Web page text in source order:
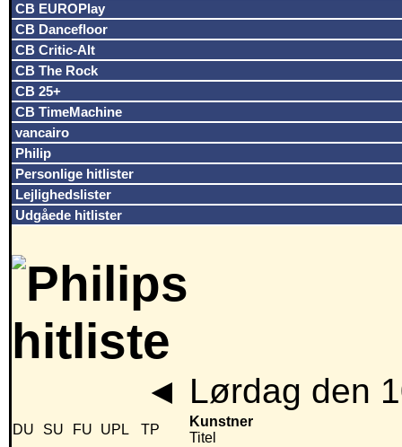
CB EUROPlay
CB Dancefloor
CB Critic-Alt
CB The Rock
CB 25+
CB TimeMachine
vancairo
Philip
Personlige hitlister
Lejlighedslister
Udgåede hitlister
◄ Lørdag den
DU SU FU UPL TP
Kunstner
Titel